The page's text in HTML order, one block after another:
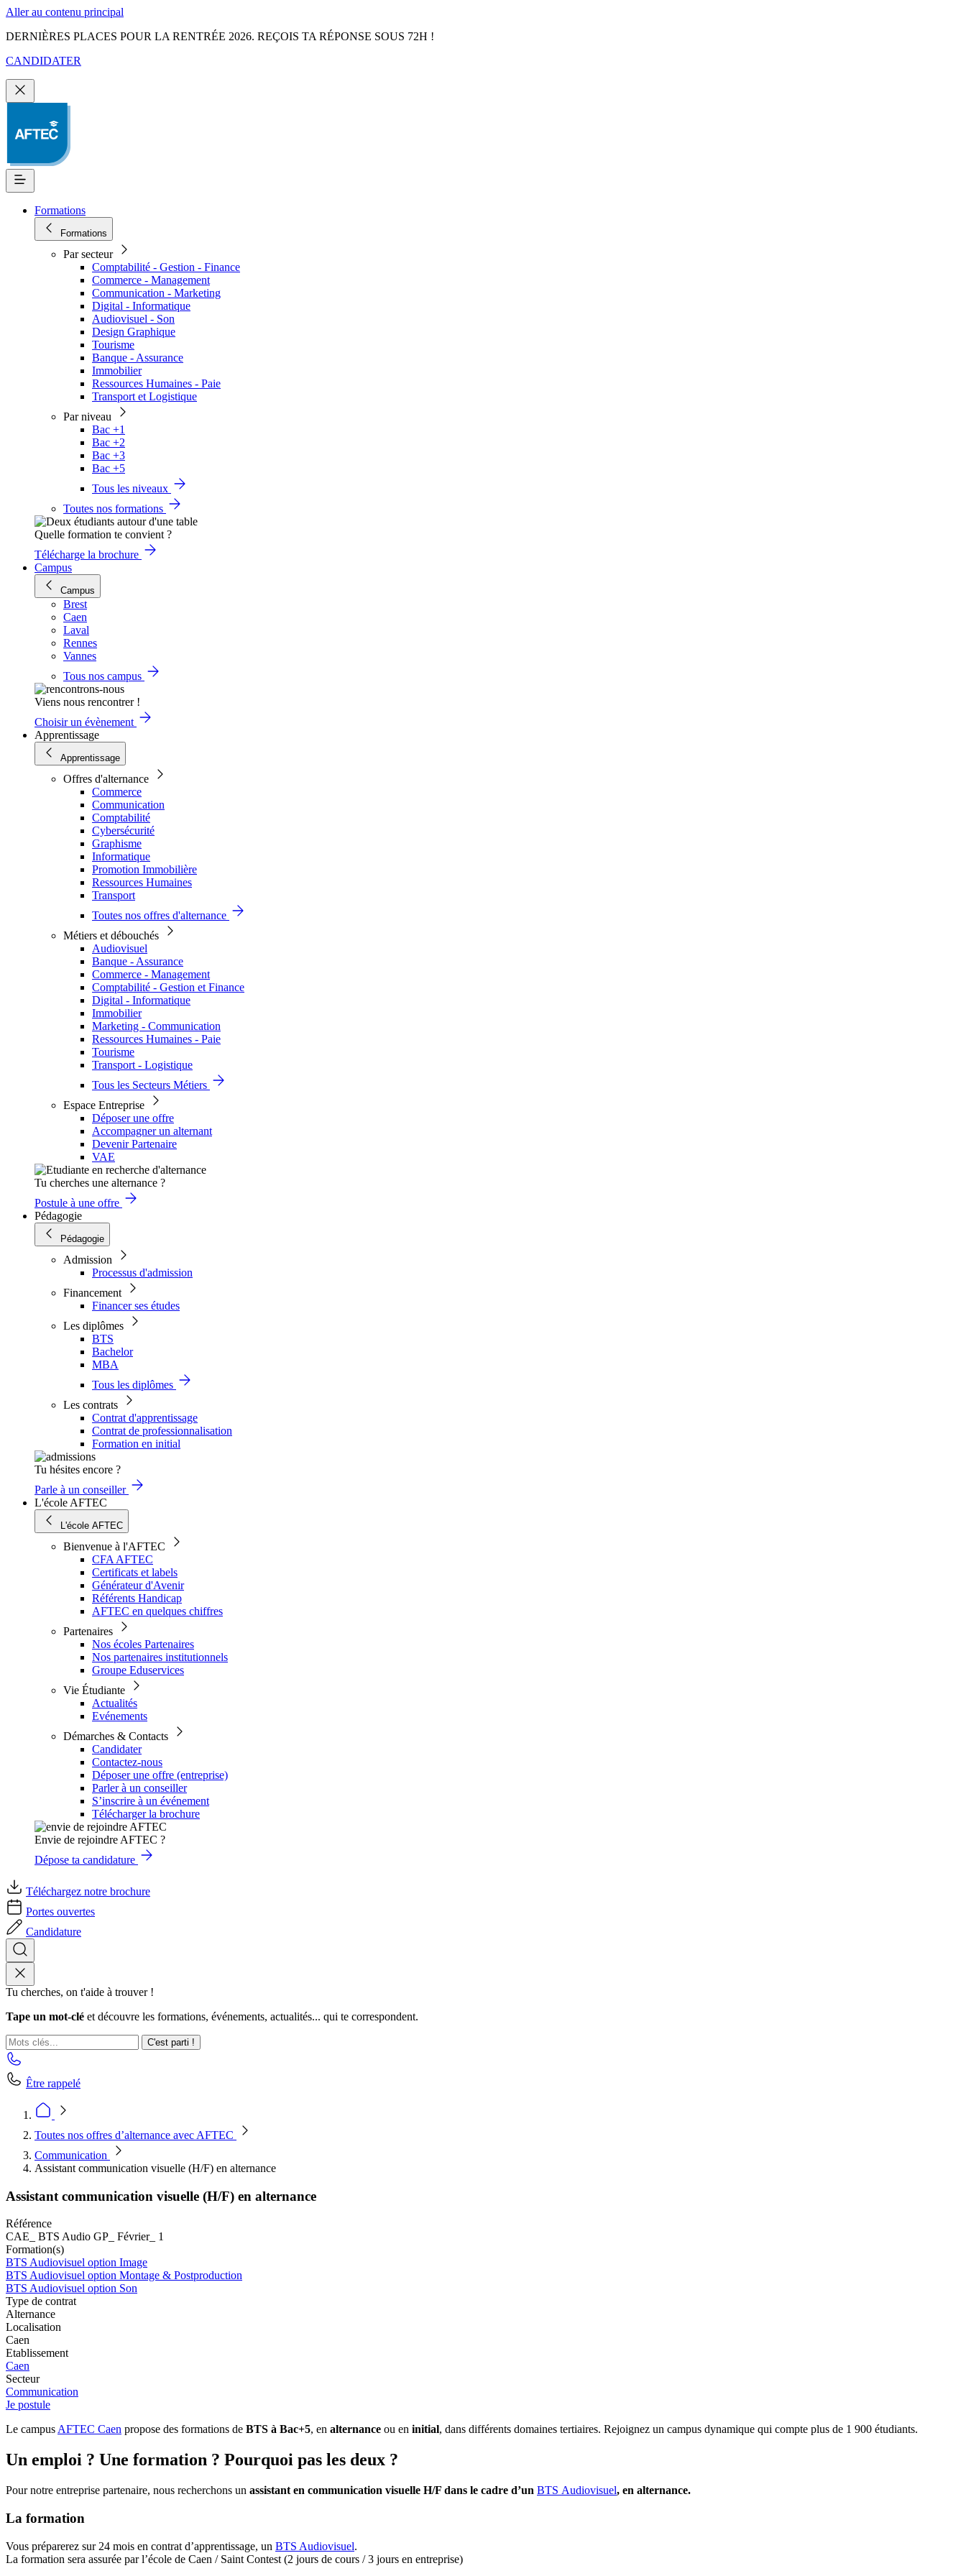
Aller au contenu principal
DERNIÈRES PLACES POUR LA RENTRÉE 2026. REÇOIS TA RÉPONSE SOUS 72H !
CANDIDATER
Formations
Formations
Par secteur
Comptabilité - Gestion - Finance
Commerce - Management
Communication - Marketing
Digital - Informatique
Audiovisuel - Son
Design Graphique
Tourisme
Banque - Assurance
Immobilier
Ressources Humaines - Paie
Transport et Logistique
Par niveau
Bac +1
Bac +2
Bac +3
Bac +5
Tous les niveaux
Toutes nos formations
Quelle formation te convient ?
Télécharge la brochure
Campus
Campus
Brest
Caen
Laval
Rennes
Vannes
Tous nos campus
Viens nous rencontrer !
Choisir un évènement
Apprentissage
Apprentissage
Offres d'alternance
Commerce
Communication
Comptabilité
Cybersécurité
Graphisme
Informatique
Promotion Immobilière
Ressources Humaines
Transport
Toutes nos offres d'alternance
Métiers et débouchés
Audiovisuel
Banque - Assurance
Commerce - Management
Comptabilité - Gestion et Finance
Digital - Informatique
Immobilier
Marketing - Communication
Ressources Humaines - Paie
Tourisme
Transport - Logistique
Tous les Secteurs Métiers
Espace Entreprise
Déposer une offre
Accompagner un alternant
Devenir Partenaire
VAE
Tu cherches une alternance ?
Postule à une offre
Pédagogie
Pédagogie
Admission
Processus d'admission
Financement
Financer ses études
Les diplômes
BTS
Bachelor
MBA
Tous les diplômes
Les contrats
Contrat d'apprentissage
Contrat de professionnalisation
Formation en initial
Tu hésites encore ?
Parle à un conseiller
L'école AFTEC
L'école AFTEC
Bienvenue à l'AFTEC
CFA AFTEC
Certificats et labels
Générateur d'Avenir
Référents Handicap
AFTEC en quelques chiffres
Partenaires
Nos écoles Partenaires
Nos partenaires institutionnels
Groupe Eduservices
Vie Étudiante
Actualités
Evénements
Démarches & Contacts
Candidater
Contactez-nous
Déposer une offre (entreprise)
Parler à un conseiller
S’inscrire à un événement
Télécharger la brochure
Envie de rejoindre AFTEC ?
Dépose ta candidature
Téléchargez notre brochure
Portes ouvertes
Candidature
Tu cherches, on t'aide à trouver !
Tape un mot-clé et découvre les formations, événements, actualités... qui te correspondent.
C'est parti !
Être rappelé
Toutes nos offres d’alternance avec AFTEC
Communication
Assistant communication visuelle (H/F) en alternance
Assistant communication visuelle (H/F) en alternance
Référence
CAE_ BTS Audio GP_ Février_ 1
Formation(s)
BTS Audiovisuel option Image
BTS Audiovisuel option Montage & Postproduction
BTS Audiovisuel option Son
Type de contrat
Alternance
Localisation
Caen
Etablissement
Caen
Secteur
Communication
Je postule
Le campusAFTEC Caen propose des formations de BTS à Bac+5, en alternance ou en initial, dans différents domaines tertiaires. Rejoignez un campus dynamique qui compte plus de 1 900 étudiants.
Un emploi ? Une formation ? Pourquoi pas les deux ?
Pour notre entreprise partenaire, nous recherchons un assistant en communication visuelle H/F dans le cadre d’un BTS Audiovisuel, en alternance.
La formation
Vous préparerez sur 24 mois en contrat d’apprentissage, un BTS Audiovisuel.
La formation sera assurée par l’école de Caen / Saint Contest (2 jours de cours / 3 jours en entreprise)